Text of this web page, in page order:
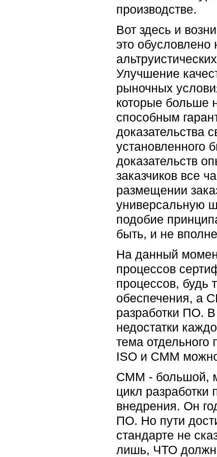
производстве.
Вот здесь и
это обусловлено
Улучшение
рыночных
которые больше
способным
доказательства
установленного
доказательств
заказчиков все
размещении
универсальную
подобие
быть, и не
На данный
процессов
процессов, будь
обеспечения, а
разработки ПО.
недостатки
тема отдельного
ISO и CMM
CMM - большой,
цикл разработки
внедрения. Он
ПО. Но пути
стандарте не
лишь, ЧТО